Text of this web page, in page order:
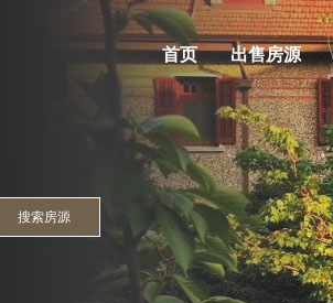
首页 出售房源
搜索房源